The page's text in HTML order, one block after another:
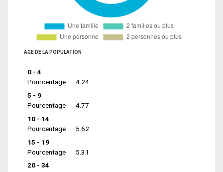
ÂGE DE LA POPULATION
0 - 4
Pourcentage
4.24
5 - 9
Pourcentage
4.77
10 - 14
Pourcentage
5.62
15 - 19
Pourcentage
5.31
20 - 34